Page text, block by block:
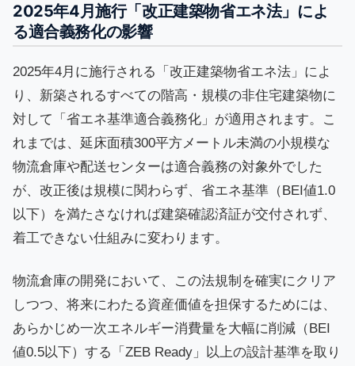
2025年4月施行「改正建築物省エネ法」によ
る適合義務化の影響
2025年4月に施行される「改正建築物省エネ法」によ
り、新築されるすべての階高・規模の非住宅建築物に
対して「省エネ基準適合義務化」が適用されます。こ
れまでは、延床面積300平方メートル未満の小規模な
物流倉庫や配送センターは適合義務の対象外でした
が、改正後は規模に関わらず、省エネ基準（BEI値1.0
以下）を満たさなければ建築確認済証が交付されず、
着工できない仕組みに変わります。
物流倉庫の開発において、この法規制を確実にクリア
しつつ、将来にわたる資産価値を担保するためには、
あらかじめ一次エネルギー消費量を大幅に削減（BEI
値0.5以下）する「ZEB Ready」以上の設計基準を取り